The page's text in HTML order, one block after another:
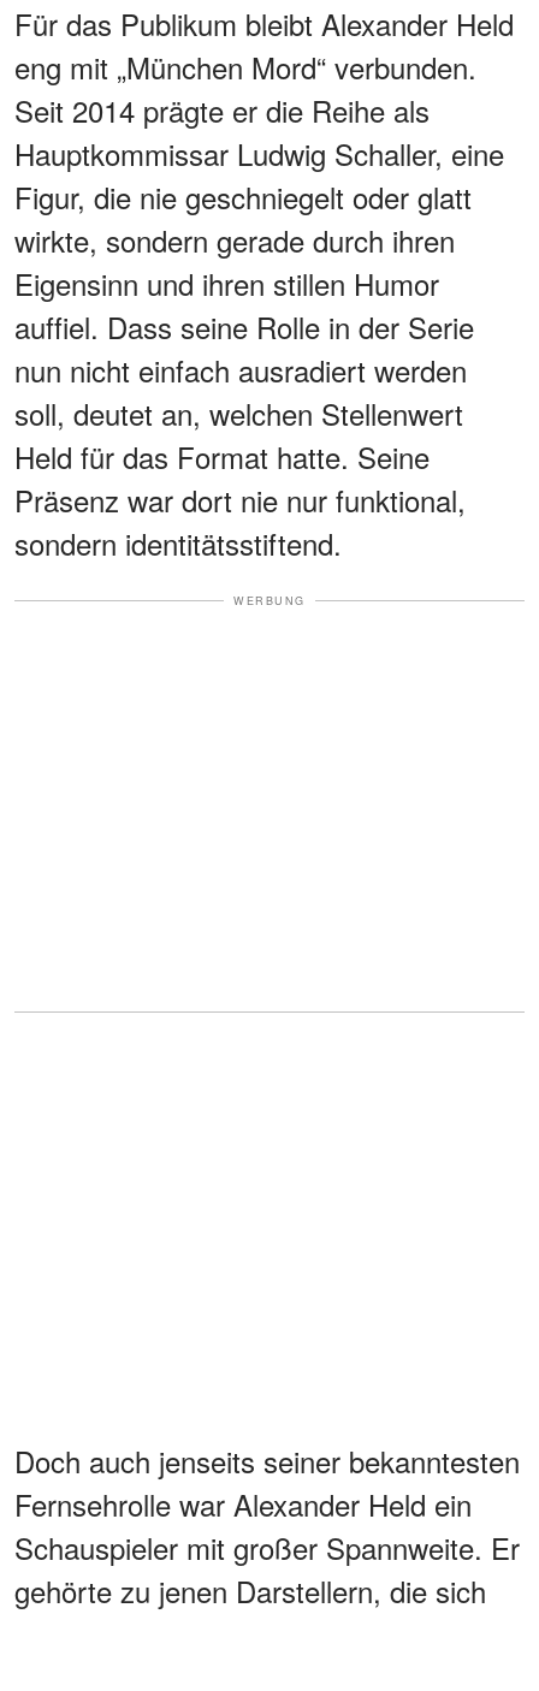
Für das Publikum bleibt Alexander Held
eng mit „München Mord“ verbunden.
Seit 2014 prägte er die Reihe als
Hauptkommissar Ludwig Schaller, eine
Figur, die nie geschniegelt oder glatt
wirkte, sondern gerade durch ihren
Eigensinn und ihren stillen Humor
auffiel. Dass seine Rolle in der Serie
nun nicht einfach ausradiert werden
soll, deutet an, welchen Stellenwert
Held für das Format hatte. Seine
Präsenz war dort nie nur funktional,
sondern identitätsstiftend.
WERBUNG
Doch auch jenseits seiner bekanntesten
Fernsehrolle war Alexander Held ein
Schauspieler mit großer Spannweite. Er
gehörte zu jenen Darstellern, die sich